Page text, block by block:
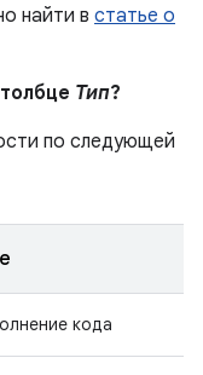
найти в статье о
Тип?
по следующей
кода